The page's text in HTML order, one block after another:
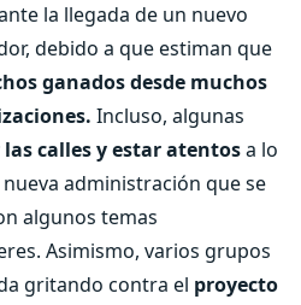
la llegada de un nuevo
debido a que estiman que
ganados desde muchos
Incluso, algunas
calles y estar atentosa lo
administración que se
algunos temas
Asimismo, varios grupos
gritando contra el proyecto